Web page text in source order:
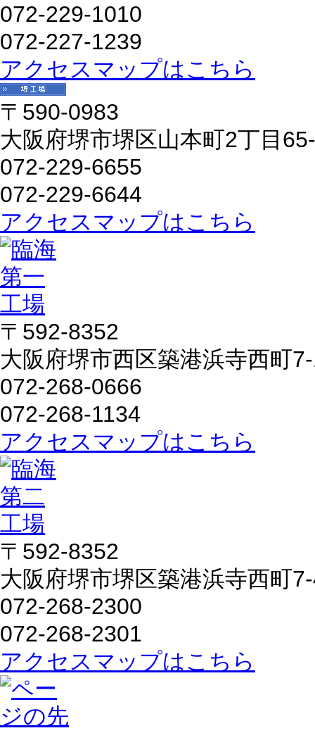
072-229-1010
072-227-1239
アクセスマップはこちら
〒590-0983
大阪府堺市堺区山本町2丁目
072-229-6655
072-229-6644
アクセスマップはこちら
〒592-8352
大阪府堺市西区築港浜寺西町
072-268-0666
072-268-1134
アクセスマップはこちら
〒592-8352
大阪府堺市堺区築港浜寺西町
072-268-2300
072-268-2301
アクセスマップはこちら